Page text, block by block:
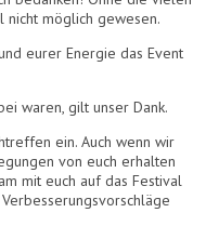
möglich gewesen.
eurer Energie das Event
waren, gilt unser Dank.
ein. Auch wenn wir
von euch erhalten
mit euch auf das Festival